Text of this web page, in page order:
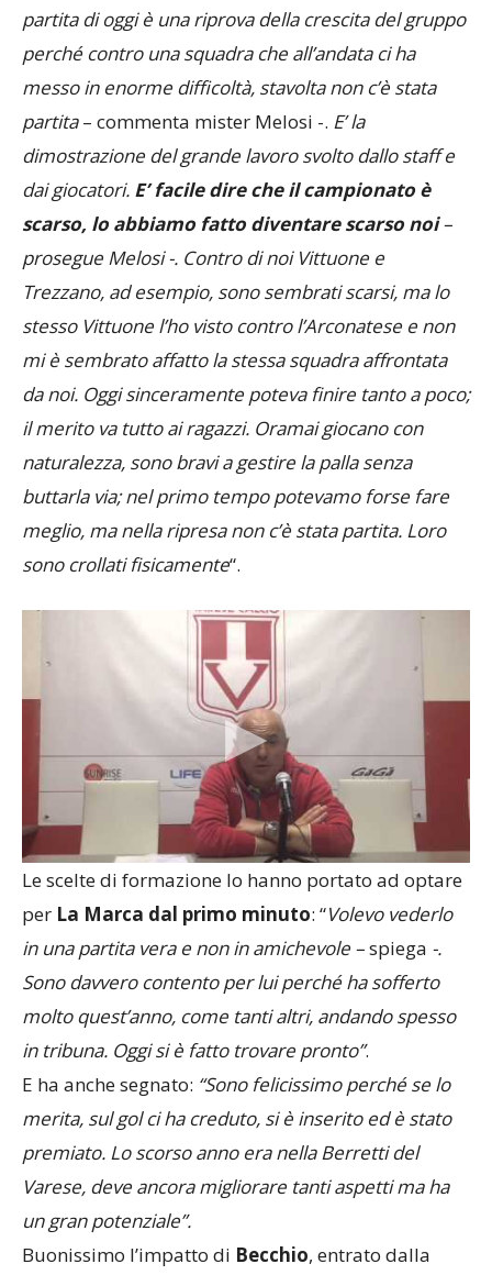
partita di oggi è una riprova della crescita del gruppo
perché contro una squadra che all’andata ci ha
messo in enorme difficoltà, stavolta non c’è stata
partita– commenta mister Melosi -. E’ la
dimostrazione del grande lavoro svolto dallo staff e
dai giocatori. E’ facile dire che il campionato è
scarso, lo abbiamo fatto diventare scarso noi–
prosegue Melosi -. Contro di noi Vittuone e
Trezzano, ad esempio, sono sembrati scarsi, ma lo
stesso Vittuone l’ho visto contro l’Arconatese e non
mi è sembrato affatto la stessa squadra affrontata
da noi. Oggi sinceramente poteva finire tanto a poco;
il merito va tutto ai ragazzi. Oramai giocano con
naturalezza, sono bravi a gestire la palla senza
buttarla via; nel primo tempo potevamo forse fare
meglio, ma nella ripresa non c’è stata partita. Loro
sono crollati fisicamente“.
Le scelte di formazione lo hanno portato ad optare
per La Marca dal primo minuto: “Volevo vederlo
in una partita vera e non in amichevole –spiega -.
Sono davvero contento per lui perché ha sofferto
molto quest’anno, come tanti altri, andando spesso
in tribuna. Oggi si è fatto trovare pronto”.
E ha anche segnato: “Sono felicissimo perché se lo
merita, sul gol ci ha creduto, si è inserito ed è stato
premiato. Lo scorso anno era nella Berretti del
Varese, deve ancora migliorare tanti aspetti ma ha
un gran potenziale”.
Buonissimo l’impatto di Becchio, entrato dalla